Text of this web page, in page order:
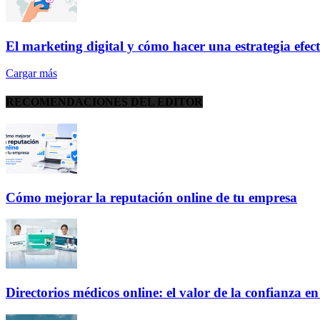
El marketing digital y cómo hacer una estrategia
Cargar más
RECOMENDACIONES DEL EDITOR
Cómo mejorar la reputación online de tu empresa
Directorios médicos online: el valor de la confianza